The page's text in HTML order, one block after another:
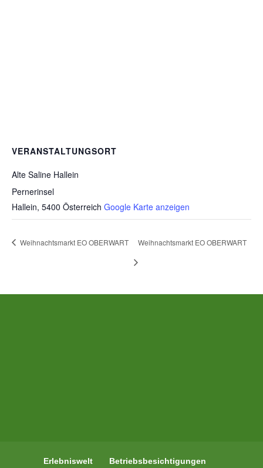
VERANSTALTUNGSORT
Alte Saline Hallein
Pernerinsel
Hallein, 5400 Österreich Google Karte anzeigen
Weihnachtsmarkt EO OBERWART Weihnachtsmarkt EO OBERWART
Erlebniswelt Betriebsbesichtigungen